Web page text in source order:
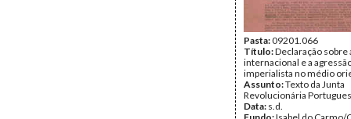
Pasta:09201.066
Título:Declaração sobre
internacional e a
imperialista no médio
Assunto:Texto da Junta
Revolucionária
Data: s.d.